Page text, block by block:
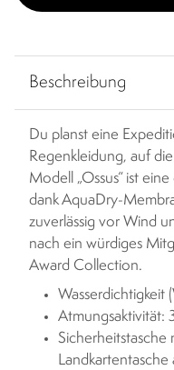
Beschreibung
Du planst eine
Regenkleidung, auf
Modell „Ossus“ ist
dank AquaDry-
zuverlässig vor Wind
nach ein würdiges
Award Collection.
Wasserdichtigkeit
Atmungsaktivität:
Sicherheitstasche